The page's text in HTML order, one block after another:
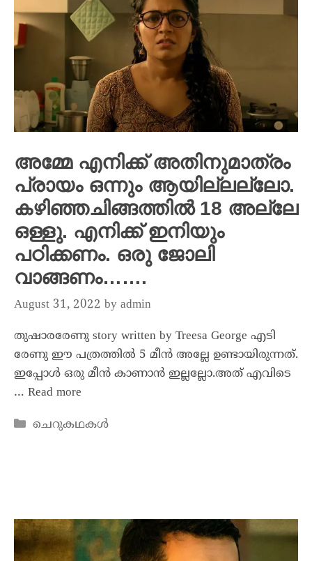
അമ്മേ എനിക്ക് അതിനുമാത്രം
പ്രായം ഒന്നും ആയില്ലല്ലോ.
കഴിഞ്ഞചിങ്ങത്തിൽ 18 അല്ലേ
ഒള്ളു. എനിക്ക് ഇനിയും
പഠിക്കണം. ഒരു ജോലി
വാങ്ങണം…….
August 31, 2022 by admin
തുഷാരരേണു story written by Treesa George എടി
രേണു ഈ പത്രത്തിൽ 5 മീൻ അല്ലേ ഉണ്ടായിരുന്നത്.
ഇപ്പോൾ ഒരു മീൻ കാണാൻ ഇല്ലല്ലോ.അത് എവിടെ
… Read more
ചെറുകഥകൾ